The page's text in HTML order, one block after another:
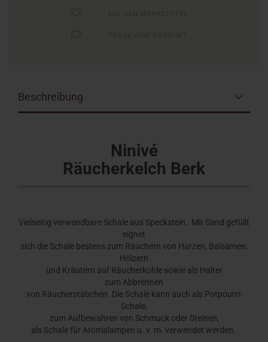
Beschreibung
Ninivé
Räucherkelch Berk
Vielseitig verwendbare Schale aus Speckstein. Mit Sand gefüllt
eignet
sich die Schale bestens zum Räuchern von Harzen, Balsamen,
Hölzern
und Kräutern auf Räucherkohle sowie als Halter
zum Abbrennen
von Räucherstäbchen. Die Schale kann auch als Potpourri-
Schale,
zum Aufbewahren von Schmuck oder Steinen,
als Schale für Aromalampen u. v. m. verwendet werden.